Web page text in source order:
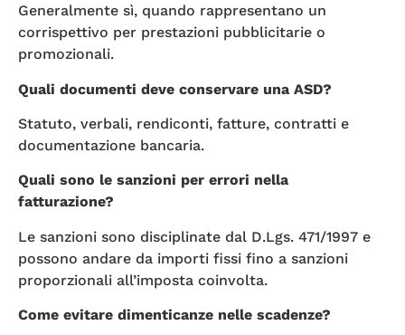
Generalmente sì, quando rappresentano un
corrispettivo per prestazioni pubblicitarie o
promozionali.
Quali documenti deve conservare una ASD?
Statuto, verbali, rendiconti, fatture, contratti e
documentazione bancaria.
Quali sono le sanzioni per errori nella
fatturazione?
Le sanzioni sono disciplinate dal D.Lgs. 471/1997 e
possono andare da importi fissi fino a sanzioni
proporzionali all’imposta coinvolta.
Come evitare dimenticanze nelle scadenze?